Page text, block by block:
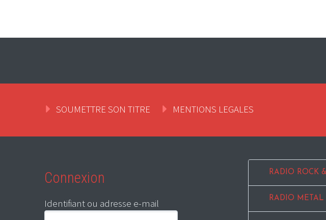
SOUMETTRE SON TITRE MENTIONS LEGALES
Connexion
Identifiant ou adresse e-mail
RADIO ROCK
RADIO